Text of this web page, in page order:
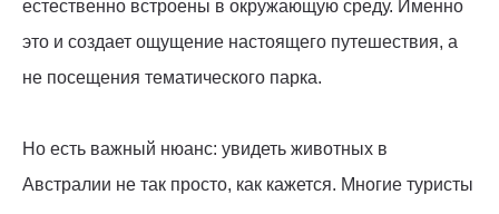
естественно встроены в окружающую среду. Именно
это и создает ощущение настоящего путешествия, а
не посещения тематического парка.
Но есть важный нюанс: увидеть животных в
Австралии не так просто, как кажется. Многие туристы